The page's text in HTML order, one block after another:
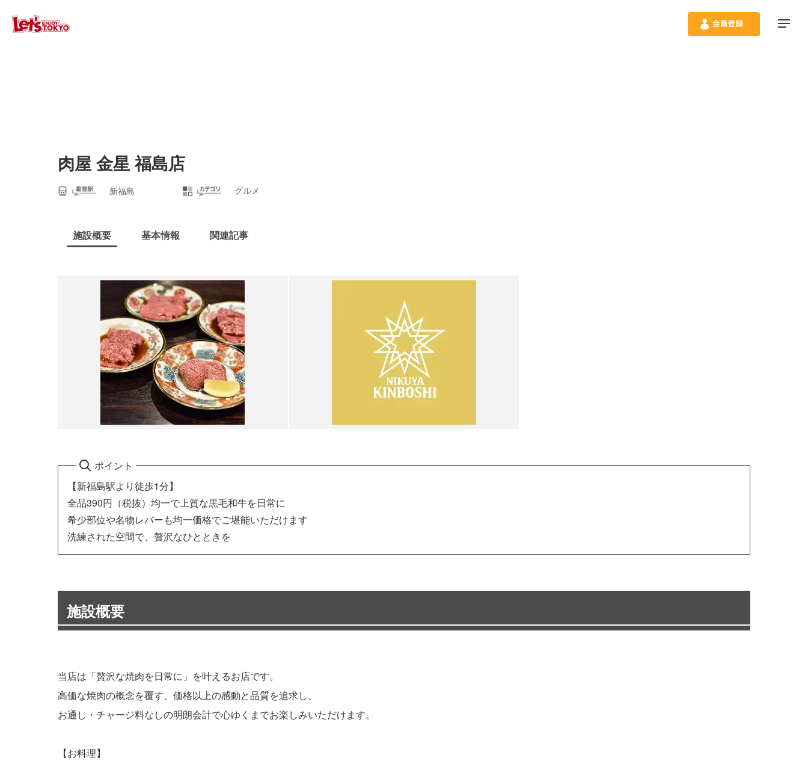
肉屋 金星 福島店
新福島 グルメ
施設概要 基本情報 関連記事
ポイント
【新福島駅より徒歩1分】
全品390円（税抜）均一で上質な黒毛和牛を日常に
希少部位や名物レバーも均一価格でご堪能いただけます
洗練された空間で、贅沢なひとときを
施設概要
当店は「贅沢な焼肉を日常に」を叶えるお店です。
高価な焼肉の概念を覆す、価格以上の感動と品質を追求し、
お通し・チャージ料なしの明朗会計で心ゆくまでお楽しみいただけます。
【お料理】